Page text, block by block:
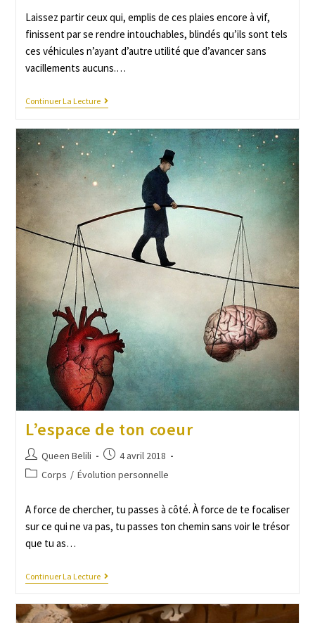
Laissez partir ceux qui, emplis de ces plaies encore à vif,
finissent par se rendre intouchables, blindés qu’ils sont tels
ces véhicules n’ayant d’autre utilité que d’avancer sans
vacillements aucuns.…
Continuer La Lecture
L’espace de ton coeur
Queen Belili
4 avril 2018
Corps / Évolution personnelle
A force de chercher, tu passes à côté. À force de te focaliser
sur ce qui ne va pas, tu passes ton chemin sans voir le trésor
que tu as…
Continuer La Lecture